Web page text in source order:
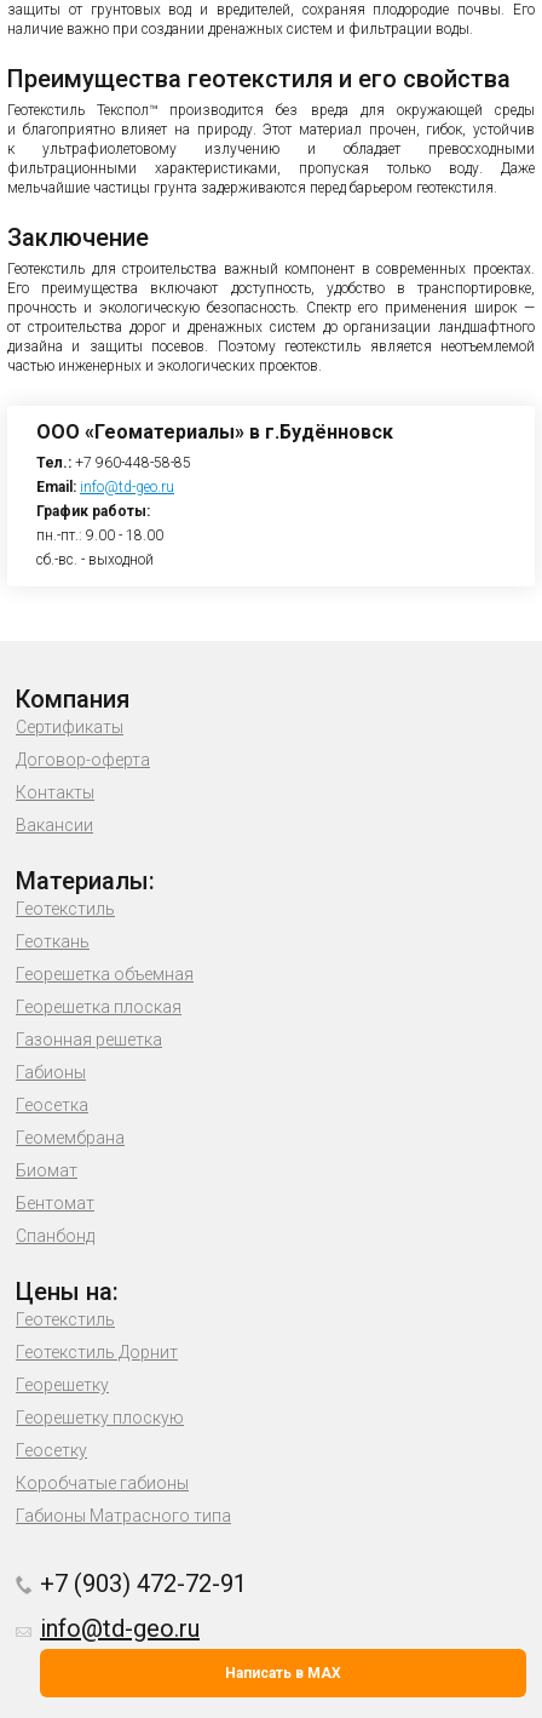
защиты от грунтовых вод и вредителей, сохраняя плодородие почвы. Его
наличие важно при создании дренажных систем и фильтрации воды.
Преимущества геотекстиля и его свойства
Геотекстиль Текспол™ производится без вреда для окружающей среды
и благоприятно влияет на природу. Этот материал прочен, гибок, устойчив
к ультрафиолетовому излучению и обладает превосходными
фильтрационными характеристиками, пропуская только воду. Даже
мельчайшие частицы грунта задерживаются перед барьером геотекстиля.
Заключение
Геотекстиль для строительства важный компонент в современных проектах.
Его преимущества включают доступность, удобство в транспортировке,
прочность и экологическую безопасность. Спектр его применения широк —
от строительства дорог и дренажных систем до организации ландшафтного
дизайна и защиты посевов. Поэтому геотекстиль является неотъемлемой
частью инженерных и экологических проектов.
ООО «Геоматериалы» в г.Будённовск
Тел.: +7 960-448-58-85
Email: info@td-geo.ru
График работы:
пн.-пт.: 9.00 - 18.00
сб.-вс. - выходной
Компания
Сертификаты
Договор-оферта
Контакты
Вакансии
Материалы:
Геотекстиль
Геоткань
Георешетка объемная
Георешетка плоская
Газонная решетка
Габионы
Геосетка
Геомембрана
Биомат
Бентомат
Спанбонд
Цены на:
Геотекстиль
Геотекстиль Дорнит
Георешетку
Георешетку плоскую
Геосетку
Коробчатые габионы
Габионы Матрасного типа
+7 (903) 472-72-91
info@td-geo.ru
Написать в MAX